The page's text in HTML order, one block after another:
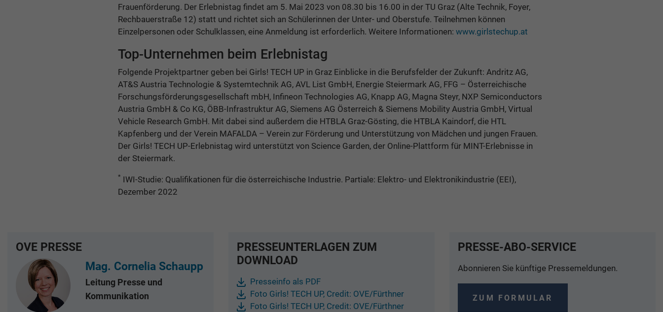
Frauenförderung. Der Erlebnistag findet am 5. Mai 2023 von 08.30 bis 16.00 in der TU Graz (Alte Technik, Foyer,
Rechbauerstraße 12) statt und richtet sich an Schülerinnen der Unter- und Oberstufe. Teilnehmen können
Einzelpersonen oder Schulklassen, eine Anmeldung ist erforderlich. Weitere Informationen: www.girlstechup.at
Top-Unternehmen beim Erlebnistag
Folgende Projektpartner geben bei Girls! TECH UP in Graz Einblicke in die Berufsfelder der Zukunft: Andritz AG,
AT&S Austria Technologie & Systemtechnik AG, AVL List GmbH, Energie Steiermark AG, FFG – Österreichische
Forschungsförderungsgesellschaft mbH, Infineon Technologies AG, Knapp AG, Magna Steyr, NXP Semiconductors
Austria GmbH & Co KG, ÖBB-Infrastruktur AG, Siemens AG Österreich & Siemens Mobility Austria GmbH, Virtual
Vehicle Research GmbH. Mit dabei sind außerdem die HTBLA Graz-Gösting, die HTBLA Kaindorf, die HTL
Kapfenberg und der Verein MAFALDA – Verein zur Förderung und Unterstützung von Mädchen und jungen Frauen.
Der Girls! TECH UP-Erlebnistag wird unterstützt von Science Garden, der Online-Plattform für MINT-Erlebnisse in
der Steiermark.
* IWI-Studie: Qualifikationen für die österreichische Industrie. Partiale: Elektro- und Elektronikindustrie (EEI),
Dezember 2022
OVE PRESSE
Mag. Cornelia Schaupp
Leitung Presse und
Kommunikation
PRESSEUNTERLAGEN ZUM
DOWNLOAD
Presseinfo als PDF
Foto Girls! TECH UP, Credit: OVE/Fürthner
Foto Girls! TECH UP, Credit: OVE/Fürthner
PRESSE-ABO-SERVICE
Abonnieren Sie künftige Pressemeldungen.
ZUM FORMULAR